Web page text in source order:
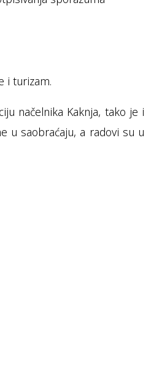
i turizam.
načelnika Kaknja, tako je i
u saobraćaju, a radovi su u